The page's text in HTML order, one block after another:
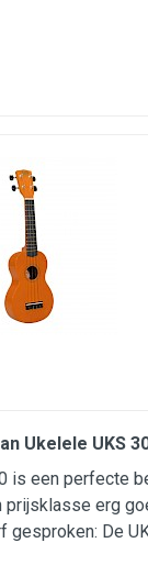
Ukelele UKS
is een perfecte
prijsklasse erg
gesproken: De